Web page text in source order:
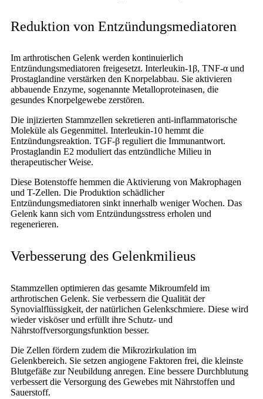
Reduktion von Entzündungsmediatoren
Im arthrotischen Gelenk werden kontinuierlich
Entzündungsmediatoren freigesetzt. Interleukin-1β, TNF-α und
Prostaglandine verstärken den Knorpelabbau. Sie aktivieren
abbauende Enzyme, sogenannte Metalloproteinasen, die
gesundes Knorpelgewebe zerstören.
Die injizierten Stammzellen sekretieren anti-inflammatorische
Moleküle als Gegenmittel. Interleukin-10 hemmt die
Entzündungsreaktion. TGF-β reguliert die Immunantwort.
Prostaglandin E2 moduliert das entzündliche Milieu in
therapeutischer Weise.
Diese Botenstoffe hemmen die Aktivierung von Makrophagen
und T-Zellen. Die Produktion schädlicher
Entzündungsmediatoren sinkt innerhalb weniger Wochen. Das
Gelenk kann sich vom Entzündungsstress erholen und
regenerieren.
Verbesserung des Gelenkmilieus
Stammzellen optimieren das gesamte Mikroumfeld im
arthrotischen Gelenk. Sie verbessern die Qualität der
Synovialflüssigkeit, der natürlichen Gelenkschmiere. Diese wird
wieder visköser und erfüllt ihre Schutz- und
Nährstoffversorgungsfunktion besser.
Die Zellen fördern zudem die Mikrozirkulation im
Gelenkbereich. Sie setzen angiogene Faktoren frei, die kleinste
Blutgefäße zur Neubildung anregen. Eine bessere Durchblutung
verbessert die Versorgung des Gewebes mit Nährstoffen und
Sauerstoff.